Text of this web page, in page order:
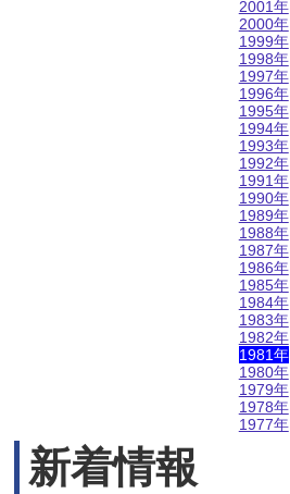
2001年
2000年
1999年
1998年
1997年
1996年
1995年
1994年
1993年
1992年
1991年
1990年
1989年
1988年
1987年
1986年
1985年
1984年
1983年
1982年
1981年
1980年
1979年
1978年
1977年
新着情報